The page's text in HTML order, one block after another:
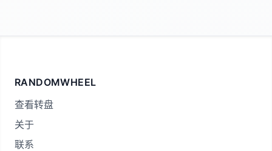
RANDOMWHEEL
查看转盘
关于
联系